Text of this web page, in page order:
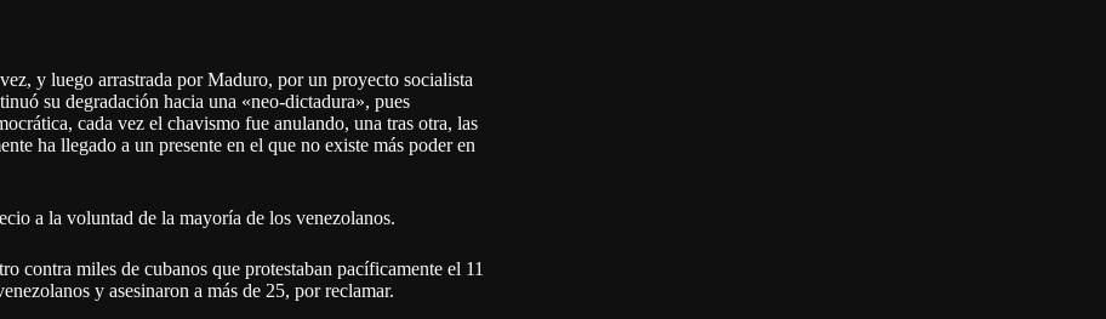
y luego arrastrada por Maduro, por un proyecto socialista
su degradación hacia una «neo-dictadura», pues
cada vez el chavismo fue anulando, una tras otra, las
ha llegado a un presente en el que no existe más poder en
a la voluntad de la mayoría de los venezolanos.
contra miles de cubanos que protestaban pacíficamente el 11
y asesinaron a más de 25, por reclamar.